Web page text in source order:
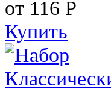
от 116 Р
Купить